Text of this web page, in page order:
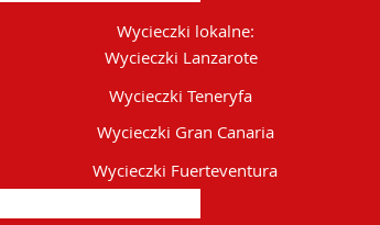
Wycieczki lokalne:
Wycieczki Lanzarote
Wycieczki Teneryfa
Wycieczki Gran Canaria
Wycieczki Fuerteventura